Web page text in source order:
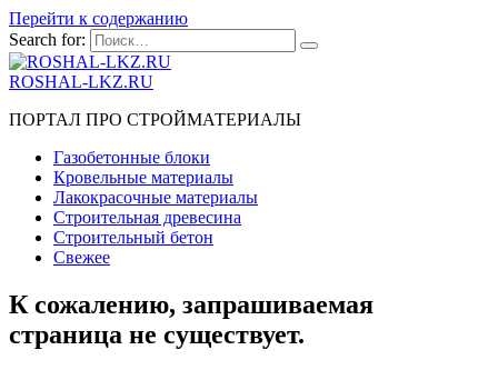
Перейти к содержанию
Search for:
ROSHAL-LKZ.RU
ПОРТАЛ ПРО СТРОЙМАТЕРИАЛЫ
Газобетонные блоки
Кровельные материалы
Лакокрасочные материалы
Строительная древесина
Строительный бетон
Свежее
К сожалению, запрашиваемая
страница не существует.